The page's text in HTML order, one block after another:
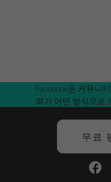
Facebook은 커뮤니
희가 어떤 방식으로
무료